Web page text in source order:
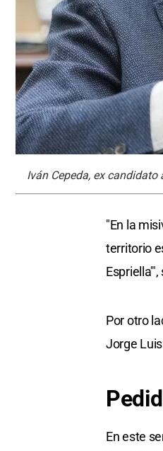
Iván Cepeda, ex
"En la
territorio
Por otro
Jorge
En este